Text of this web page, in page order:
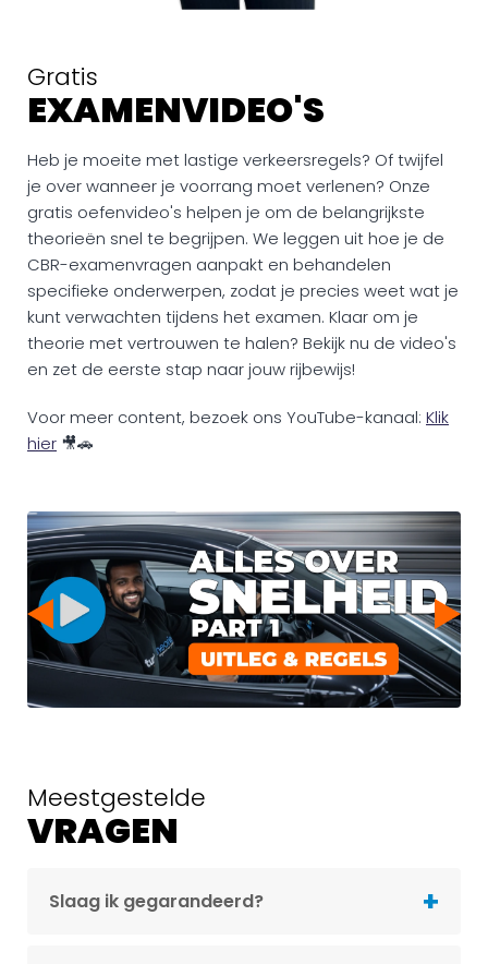
Gratis
EXAMENVIDEO'S
Heb je moeite met lastige verkeersregels? Of twijfel
je over wanneer je voorrang moet verlenen? Onze
gratis oefenvideo's helpen je om de belangrijkste
theorieën snel te begrijpen. We leggen uit hoe je de
CBR-examenvragen aanpakt en behandelen
specifieke onderwerpen, zodat je precies weet wat je
kunt verwachten tijdens het examen. Klaar om je
theorie met vertrouwen te halen? Bekijk nu de video's
en zet de eerste stap naar jouw rijbewijs!
Voor meer content, bezoek ons YouTube-kanaal: Klik
hier 🎥🚗
Meestgestelde
VRAGEN
Slaag ik gegarandeerd?